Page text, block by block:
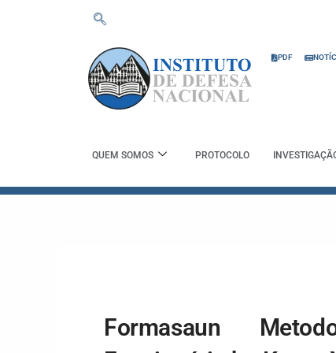
PDF
QUEM SOMOS PROTOCOLO
Formasaun